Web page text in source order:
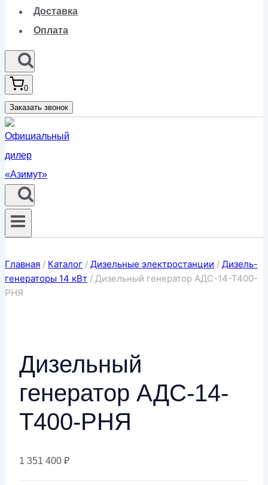
Доставка
Оплата
0
Заказать звонок
Главная / Каталог / Дизельные электростанции / Дизель-
генераторы 14 кВт / Дизельный генератор АДС-14-Т400-
РНЯ
Дизельный
генератор АДС-14-
Т400-РНЯ
1 351 400 ₽